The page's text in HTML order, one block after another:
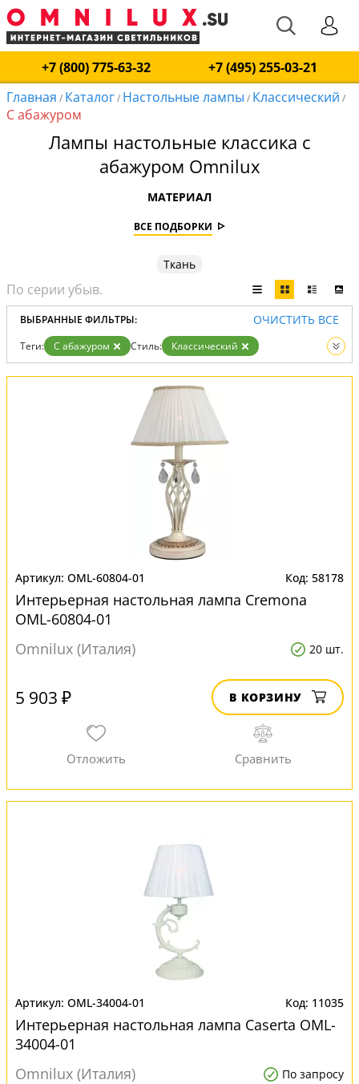
+7 (800) 775-63-32
+7 (495) 255-03-21
Главная / Каталог/ Настольные лампы / Классический /
С абажуром
Лампы настольные классика с
абажуром Omnilux
МАТЕРИАЛ
ВСЕ ПОДБОРКИ
Ткань
ВЫБРАННЫЕ ФИЛЬТРЫ: ОЧИСТИТЬ ВСЕ
Теги: С абажуром Стиль:
Классический
Вид:
Настольные лампы
OML-60804-01 58178
Интерьерная настольная лампа Cremona
OML-60804-01
Omnilux (Италия)
20 шт.
5 903 ₽ В КОРЗИНУ
OML-34004-01 11035
Интерьерная настольная лампа Caserta OML-
34004-01
Omnilux (Италия)
По запросу